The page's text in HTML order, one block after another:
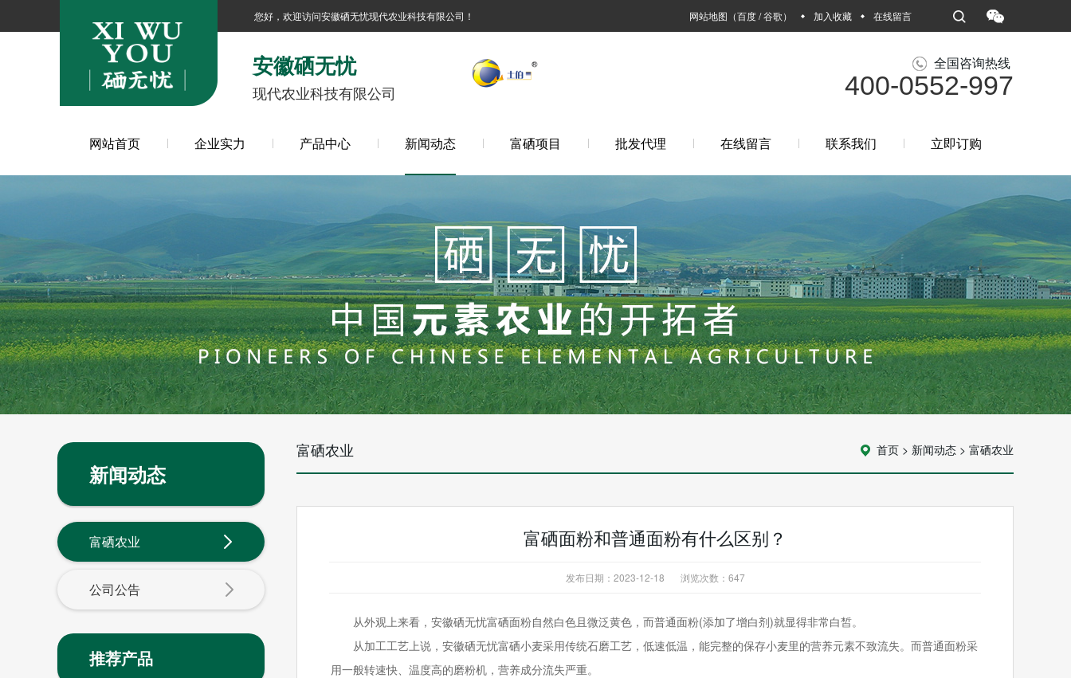
您好，欢迎访问安徽硒无忧现代农业科技有限公司！ 网站地图 （百度/谷歌） 加入收藏 在线留言
安徽硒无忧
现代农业科技有限公司
全国咨询热线
400-0552-997
网站首页 企业实力 产品中心 新闻动态 富硒项目 批发代理 在线留言 联系我们 立即订购
新闻动态
富硒农业
公司公告
推荐产品
首页 > 新闻动态 > 富硒农业
富硒农业
富硒面粉和普通面粉有什么区别？
发布日期：2023-12-18 浏览次数： 647
从外观上来看，安徽硒无忧富硒面粉自然白色且微泛黄色，而普通面粉(添加了增白剂)就显得非常白皙。
从加工工艺上说，安徽硒无忧富硒小麦采用传统石磨工艺，低速低温，能完整的保存小麦里的营养元素不致流失。而普通面粉采
用一般转速快、温度高的磨粉机，营养成分流失严重。